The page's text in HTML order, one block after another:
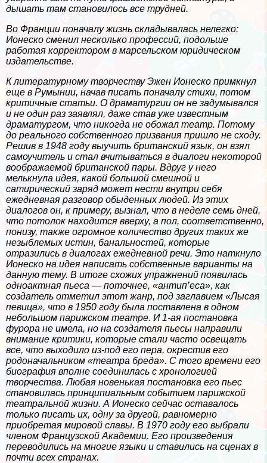
дышать там становилось все трудней.
Во Франции поначалу жизнь складывалась нелегко:
Ионеско сменил несколько профессий, подольше
работая корректором в марсельском юридическом
издательстве.
К литературному творчеству Эжен Ионеско примкнул
еще в Румынии, начав писать поначалу стихи, потом
критичные статьи. О драматургии он не задумывался
и не один раз заявлял, даже став уже известным
драматургом, что никогда не обожал театр. Потому
до реального собственного призвания пришло не сходу.
Решив в 1948 году выучить британский язык, он взял
самоучитель и стал вчитываться в диалоги некоторой
воображаемой британской пары. Вдруг у него
мелькнула идея, какой большой смешной и
сатирический заряд может нести внутри себя
ежедневная разговор обыденных людей. Из этих
диалогов он, к примеру, вызнал, что в неделе семь дней,
что потолок находится вверху, а пол, соответственно,
понизу, также огромное количество других таких же
незыблемых истин, бaнaльностей, которые
отразились в диалогах ежедневной речи. Это наткнуло
Ионеско на идея написать собственные варианты на
данную тему. В итоге схожих упражнений появилась
одноактная пьеса — поточнее, «антип’еса», как
создатель отметил этот жанр, под заглавием «Лысая
певица», что в 1950 году была поставлена в одном
небольшом парижском театре. И 1-ая постановка
фурора не имела, но на создателя пьесы направили
внимание критики, которые стали часто освещать
все, что выходило из-под его пера, окрестив его
родоначальником «театра бреда». С того времени его
биография вполне соединилась с хронологией
творчества. Любая новенькая постановка его пьес
становилась принципиальным событием парижской
театральной жизни. А Ионеско сейчас оставалось
только писать их, одну за другой, равномерно
приобретая мировой славы. В 1970 году его выбрали
члeном Французской Академии. Его произведения
переводились на многие языки и ставились на сценах в
почти всех странах.